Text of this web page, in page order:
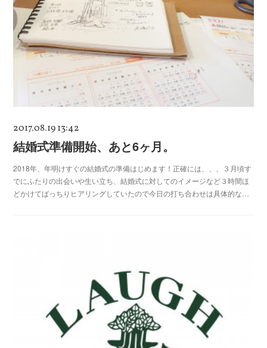
2017.08.19 13:42
結婚式準備開始、あと6ヶ月。
2018年、年明けすぐの結婚式の準備はじめます！正確には、、、３月頃す
でにふたりの出会いや生い立ち、結婚式に対してのイメージなど３時間ほ
どかけてばっちりヒアリングしていたので今日の打ち合わせは具体的な…